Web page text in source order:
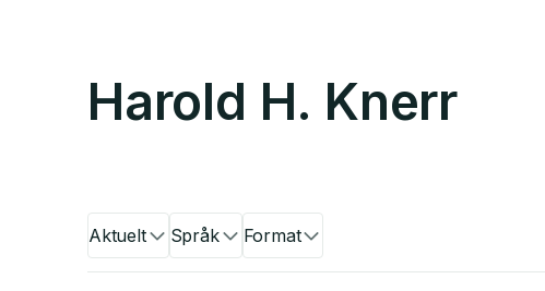
Harold H. Knerr
Aktuelt Språk Format